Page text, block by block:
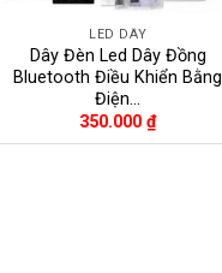
LED DÂY
Dây Đèn Led Dây Đồng
Bluetooth Điều Khiển Bằng
Điện…
350.000₫